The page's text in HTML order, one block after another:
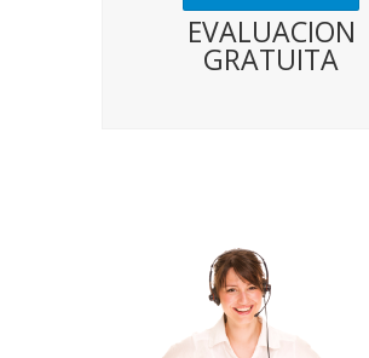
EVALUACION
GRATUITA